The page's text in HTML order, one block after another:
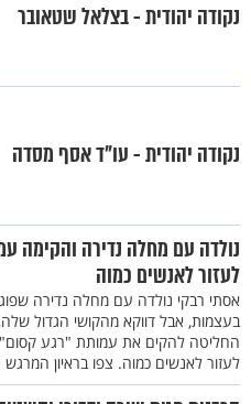
נקודה יהודית - בצלאל שטאובר
נקודה יהודית - עו"ד אסף מסדה
נולדה עם מחלה נדירה והקימה
לעזור לאנשים כמוה
אסתי רבקי נולדה עם מחלה נדירה
בעצמות, אבל דווקא מהקושי הגדול
החליטה להקים את עמותת "רגע קסום"
לעזור לאנשים כמוה. צפו בראיון